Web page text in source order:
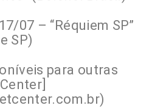
07 – “Réquiem SP”
SP)
para outras